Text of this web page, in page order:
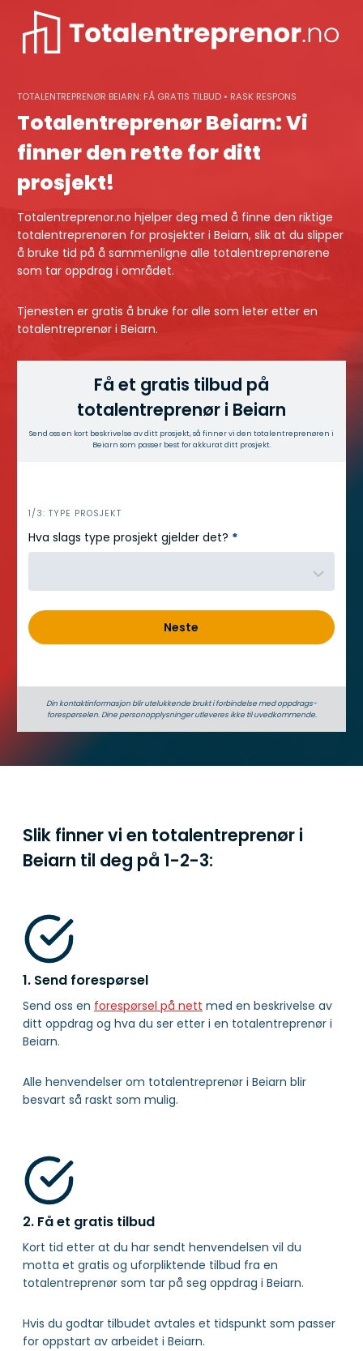
TOTALENTREPRENØR BEIARN: FÅ GRATIS TILBUD • RASK RESPONS
Totalentreprenør Beiarn: Vi
finner den rette for ditt
prosjekt!
Totalentreprenor.no hjelper deg med å finne den riktige
totalentreprenøren for prosjekter i Beiarn, slik at du slipper
å bruke tid på å sammenligne alle totalentreprenørene
som tar oppdrag i området.
Tjenesten er gratis å bruke for alle som leter etter en
totalentreprenør i Beiarn.
Få et gratis tilbud på
totalentreprenør i Beiarn
Send oss en kort beskrivelse av ditt prosjekt, så finner vi den totalentreprenøren i
Beiarn som passer best for akkurat ditt prosjekt.
h
e
r
1/3: TYPE PROSJEKT
Hva slags type prosjekt gjelder det? *
Neste
Din kontaktinformasjon blir utelukkende brukt i forbindelse med oppdrags­
forespørselen. Dine person­­opplysninger utleveres ikke til uvedkommende.
Slik finner vi en totalentreprenør i
Beiarn til deg på 1-2-3:
1. Send forespørsel
Send oss en forespørsel på nett med en beskrivelse av
ditt oppdrag og hva du ser etter i en totalentreprenør i
Beiarn.
Alle henvendelser om totalentreprenør i Beiarn blir
besvart så raskt som mulig.
2. Få et gratis tilbud
Kort tid etter at du har sendt henvendelsen vil du
motta et gratis og uforpliktende tilbud fra en
totalentreprenør som tar på seg oppdrag i Beiarn.
Hvis du godtar tilbudet avtales et tidspunkt som passer
for oppstart av arbeidet i Beiarn.